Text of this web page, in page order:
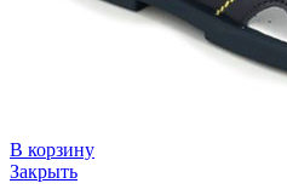
В корзину
Закрыть